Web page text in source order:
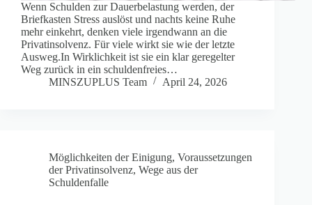
Wenn Schulden zur Dauerbelastung werden, der
Briefkasten Stress auslöst und nachts keine Ruhe
mehr einkehrt, denken viele irgendwann an die
Privatinsolvenz. Für viele wirkt sie wie der letzte
Ausweg.In Wirklichkeit ist sie ein klar geregelter
Weg zurück in ein schuldenfreies…
MINSZUPLUS Team
April 24, 2026
Möglichkeiten der Einigung, Voraussetzungen
der Privatinsolvenz, Wege aus der
Schuldenfalle